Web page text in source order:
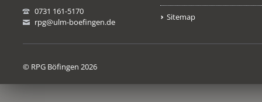
0731 161-5170
rpg@ulm-boefingen.de
Sitemap
© RPG Böfingen 2026